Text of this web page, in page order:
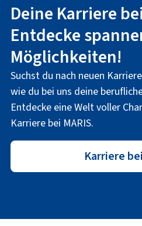
Deine Karriere
Entdecke
Möglichkeiten!
Suchst du nach neuen
wie du bei uns deine
Entdecke eine Welt voller
Karriere bei MARIS.
Karriere